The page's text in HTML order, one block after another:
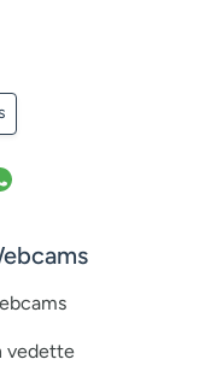
vedette